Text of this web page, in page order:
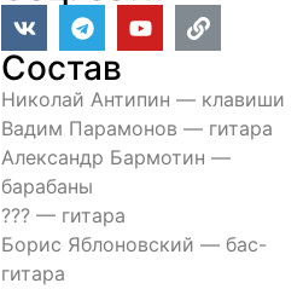
Состав
Николай Антипин — клавиши
Вадим Парамонов — гитара
Александр Бармотин —
барабаны
??? — гитара
Борис Яблоновский — бас-
гитара